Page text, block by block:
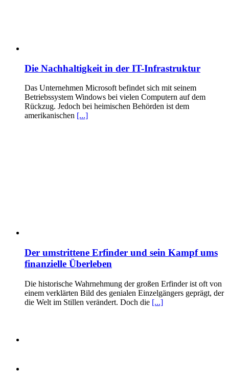
Die Nachhaltigkeit in der IT-Infrastruktur
Das Unternehmen Microsoft befindet sich mit seinem
Betriebssystem Windows bei vielen Computern auf dem
Rückzug. Jedoch bei heimischen Behörden ist dem
amerikanischen [...]
Der umstrittene Erfinder und sein Kampf ums
finanzielle Überleben
Die historische Wahrnehmung der großen Erfinder ist oft von
einem verklärten Bild des genialen Einzelgängers geprägt, der
die Welt im Stillen verändert. Doch die [...]